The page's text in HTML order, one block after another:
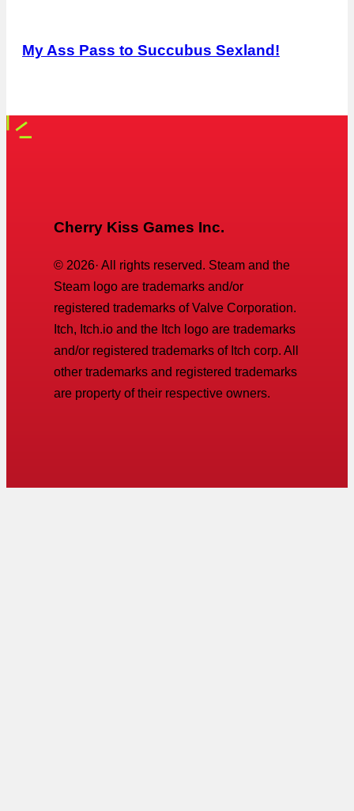
My Ass Pass to Succubus Sexland!
Cherry Kiss Games Inc.
© 2026· All rights reserved. Steam and the
Steam logo are trademarks and/or
registered trademarks of Valve Corporation.
Itch, Itch.io and the Itch logo are trademarks
and/or registered trademarks of Itch corp. All
other trademarks and registered trademarks
are property of their respective owners.